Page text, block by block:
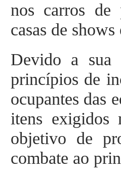
nos carros de
casas de shows
Devido a sua
princípios de
ocupantes das
itens exigidos
objetivo de
combate ao